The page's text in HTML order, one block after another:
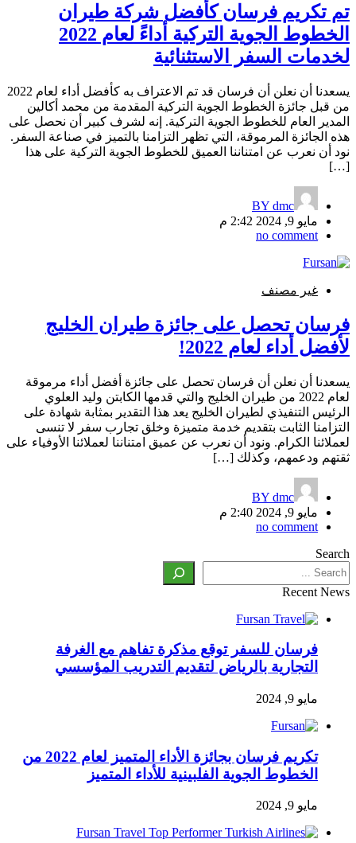
تم تكريم فرسان كأفضل شركة طيران
الخطوط الجوية التركية أداءً لعام 2022
لخدمات السفر الاستثنائية
يسعدنا أن نعلن أن فرسان قد تم الاعتراف به كأفضل أداء لعام 2022
من قبل جائزة الخطوط الجوية التركية المقدمة من محمد أكالين
المدير العام للخطوط الجوية التركية. إنه لشرف كبير أن نحصل على
هذه الجائزة المرموقة، التي تظهر التزامنا بالتميز في صناعة السفر.
نود أن نعرب عن امتناننا العميق للخطوط الجوية التركية على هذا
[…]
BY dmc
مايو 9, 2024 2:42 م
no comment
غير مصنف
فرسان تحصل على جائزة طيران الخليج
لأفضل أداء لعام 2022!
يسعدنا أن نعلن أن فرسان تحصل على جائزة أفضل أداء مرموقة
لعام 2022 من طيران الخليج والتي قدمها الكابتن وليد العلوي
الرئيس التنفيذي لطيران الخليج يعد هذا التقدير بمثابة شهادة على
التزامنا الثابت بتقديم خدمة متميزة وخلق تجارب سفر لا تنسى
لعملائنا الكرام. ونود أن نعرب عن عميق امتناننا لعملائنا الأوفياء على
ثقتهم ودعمهم، وكذلك […]
BY dmc
مايو 9, 2024 2:40 م
no comment
Search
Recent News
فرسان للسفر توقع مذكرة تفاهم مع الغرفة
التجارية بالرياض لتقديم التدريب المؤسسي
مايو 9, 2024
تكريم فرسان بجائزة الأداء المتميز لعام 2022 من
الخطوط الجوية الفلبينية للأداء المتميز
مايو 9, 2024